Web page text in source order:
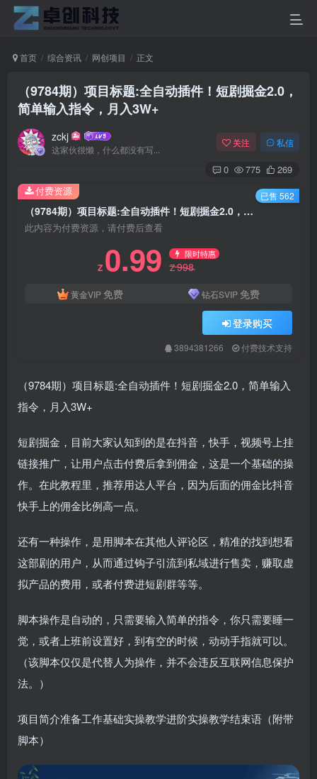
首页 综合资讯 网创项目 正文
（9784期）项目标题:全自动插件！短剧掘金2.0，
简单输入指令，月入3W+
zckj
这家伙很懒，什么都没有写...
关注 私信
0 775 269
（9784期）项目标题:全自动插件！短剧掘金2.0，简单输入指令，月入3W+
此内容为付费资源，请付费后查看
Z 0.99 限时特惠
Z998
黄金VIP 免费 钻石SVIP 免费
登录购买
3894381266 付费技术支持
付费资源 已售 562
（9784期）项目标题:全自动插件！短剧掘金2.0，简单输入
指令，月入3W+
短剧掘金，目前大家认知到的是在抖音，快手，视频号上挂
链接推广，让用户点击付费后拿到佣金，这是一个基础的操
作。在此教程里，推荐用达人平台，因为后面的佣金比抖音
快手上的佣金比例高一点。
还有一种操作，是用脚本在其他人评论区，精准的找到想看
这部剧的用户，从而通过钩子引流到私域进行售卖，赚取虚
拟产品的费用，或者付费进短剧群等等。
脚本操作是自动的，只需要输入简单的指令，你只需要睡一
觉，或者上班前设置好，到有空的时候，动动手指就可以。
（该脚本仅仅是代替人为操作，并不会违反互联网信息保护
法。）
项目简介准备工作基础实操教学进阶实操教学结束语（附带
脚本）